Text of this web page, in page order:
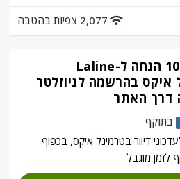
2,077 צפיות בהטבה
קופון 10% הנחה ל-Laline
איקס בהרשמה לניוזלטר
דרך האתר
בתוקף
דיוור בטרמינל איקס, בכפוף
לזמן מוגבל